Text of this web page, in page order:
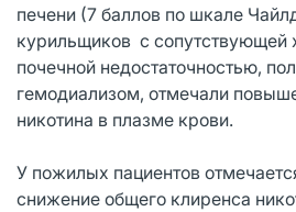
печени (7 баллов по шкале
курильщиков с сопутствующей
почечной недостаточностью,
гемодиализом, отмечали
никотина в плазме крови.
У пожилых пациентов
снижение общего клиренса